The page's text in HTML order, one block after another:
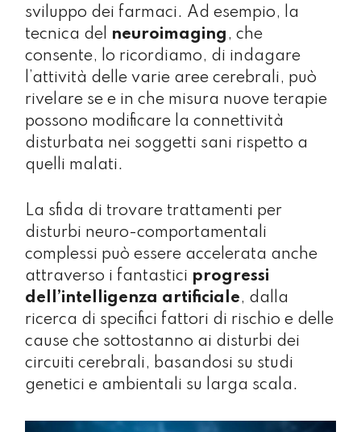
sviluppo dei farmaci. Ad esempio, la
tecnica del neuroimaging , che
consente, lo ricordiamo, di indagare
l’attività delle varie aree cerebrali, può
rivelare se e in che misura nuove terapie
possono modificare la connettività
disturbata nei soggetti sani rispetto a
quelli malati.
La sfida di trovare trattamenti per
disturbi neuro-comportamentali
complessi può essere accelerata anche
attraverso i fantastici progressi
dell’intelligenza artificiale, dalla
ricerca di specifici fattori di rischio e delle
cause che sottostanno ai disturbi dei
circuiti cerebrali, basandosi su studi
genetici e ambientali su larga scala.